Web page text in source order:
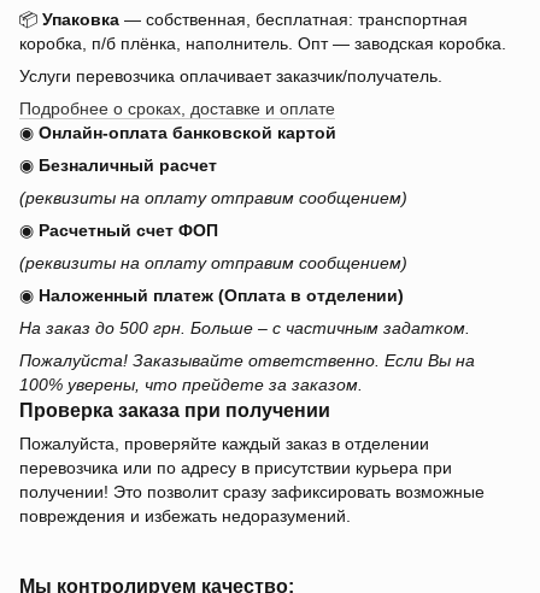
📦 Упаковка — собственная, бесплатная: транспортная
коробка, п/б плёнка, наполнитель. Опт — заводская коробка.
Услуги перевозчика оплачивает заказчик/получатель.
Подробнее о сроках, доставке и оплате
◉ Онлайн-оплата банковской картой
◉ Безналичный расчет
(реквизиты на оплату отправим сообщением)
◉ Расчетный счет ФОП
(реквизиты на оплату отправим сообщением)
◉ Наложенный платеж (Оплата в отделении)
На заказ до 500 грн. Больше – с частичным задатком.
Пожалуйста! Заказывайте ответственно. Если Вы на
100% уверены, что прейдете за заказом.
Проверка заказа при получении
Пожалуйста, проверяйте каждый заказ в отделении
перевозчика или по адресу в присутствии курьера при
получении! Это позволит сразу зафиксировать возможные
повреждения и избежать недоразумений.
Мы контролируем качество: